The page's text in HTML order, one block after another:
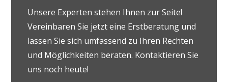
Unsere Experten stehen Ihnen zur Seite!
Vereinbaren Sie jetzt eine Erstberatung und
lassen Sie sich umfassend zu Ihren Rechten
und Möglichkeiten beraten. Kontaktieren Sie
uns noch heute!